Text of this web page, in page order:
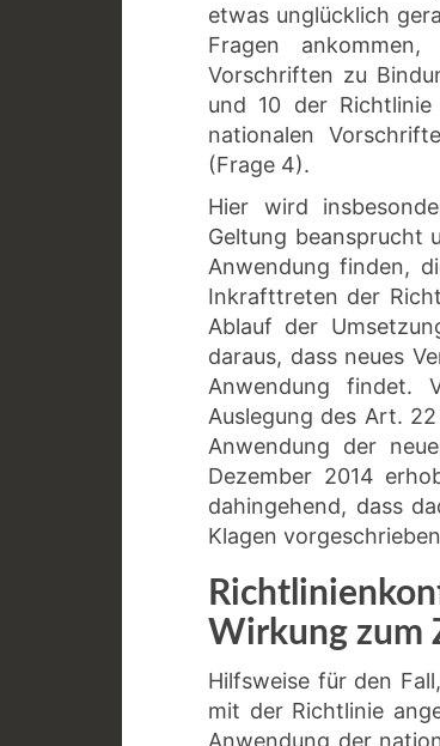
etwas unglücklich
Fragen
Vorschriften zu
und 10 der
nationalen
(Frage 4).
Hier wird
Geltung beansprucht
Anwendung finden,
Inkrafttreten der
Ablauf der
daraus, dass neues
Anwendung findet.
Auslegung des Art.
Anwendung der
Dezember 2014
dahingehend, dass
Klagen
Wirkung zum
Hilfsweise für den
mit der Richtlinie
Anwendung der